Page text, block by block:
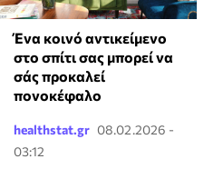
Ένα κοινό αντικείμενο
στο σπίτι σας μπορεί να
σάς προκαλεί
πονοκέφαλο
healthstat.gr 08.02.2026 -
03:12